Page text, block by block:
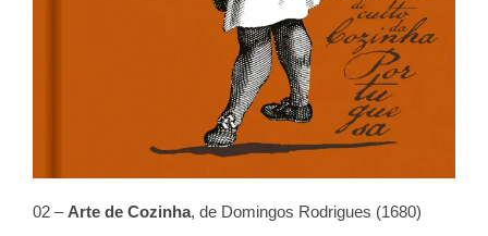
02 – Arte de Cozinha, de Domingos Rodrigues (1680)